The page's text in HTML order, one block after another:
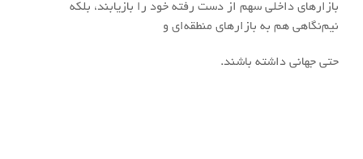
بازار‌های داخلی سهم از دست رفته خود را بازیابند، بلکه
نیم‌نگاهی هم به بازار‌های منطقه‌ای و
حتی جهانی داشته باشند.